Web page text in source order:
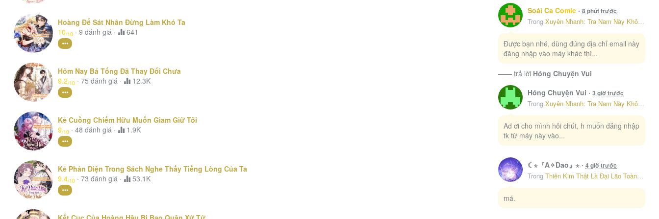
Hoàng Đế Sát Nhân Đừng Làm Khó Ta
10/10 ·9 đánh giá · 641
Hôm Nay Bá Tổng Đã Thay Đổi Chưa
9.2/10 ·75 đánh giá · 12.3K
Kẻ Cuồng Chiếm Hữu Muốn Giam Giữ Tôi
9/10 ·48 đánh giá · 1.9K
Kẻ Phản Diện Trong Sách Nghe Thấy Tiếng Lòng Của Ta
9.4/10 ·73 đánh giá · 53.1K
Thiên Kim Thật Thú nhân
Thú Thế
Thừa kế gia sản
Thuần hóa
Tình cảm
Toàn Năng
Tổng Tài Trả thù
Tranh sủng
Trinh Thám
Trinh thám giả tưởng
Truy phu
Truy thê
TRUYỆN CHỮ
Truyện ngắn
Vả Mặt
Vai ác Vai Ác
Viễn Tưởng
Viễn Tưởng Phương Tây
Vô Hạn Lưu
Võ Thuật
Vườn trường
Vương Gia Chiều Vợ
Xung hỉ
Xuyên Không
Xuyên nhanh
Xuyên Sách
Yêu Đương
Sau Ly Hôn Chồng Cũ Cứ Muốn Trở Lại Làm Chính Thất
7
268 8
211
195 10
Soái Ca Comic ·8 phút trước
TrongXuyên Nhanh: Tra Nam Này Không Khó Trị – Chap 15
Được bạn nhé, dùng đúng địa chỉ email này
đăng nhập vào máy khác thì...
—— trả lời Hóng Chuyện Vui
Hóng Chuyện Vui ·3 giờ trước
TrongXuyên Nhanh: Tra Nam Này Không Khó Trị – Chap 15
Ad ơi cho mình hỏi chút, h muốn đăng nhập
tk từ máy này vào...
☾⋆『A✧Dao』⋆ ·4 giờ trước
TrongThiên Kim Thật Là Đại Lão Toàn Năng – Chap 84
má.